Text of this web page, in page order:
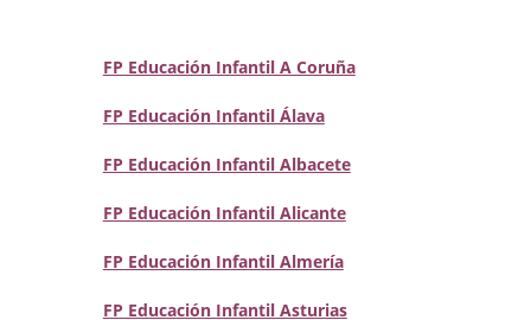
FP Educación Infantil A Coruña
FP Educación Infantil Álava
FP Educación Infantil Albacete
FP Educación Infantil Alicante
FP Educación Infantil Almería
FP Educación Infantil Asturias